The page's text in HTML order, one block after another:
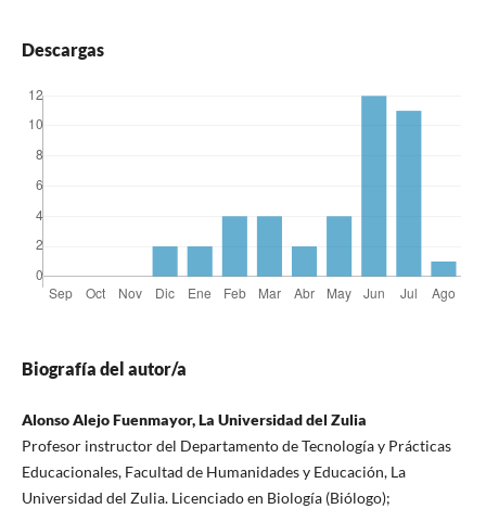
Descargas
Biografía del autor/a
Alonso Alejo Fuenmayor, La Universidad del Zulia
Profesor instructor del Departamento de Tecnología y Prácticas
Educacionales, Facultad de Humanidades y Educación, La
Universidad del Zulia. Licenciado en Biología (Biólogo);